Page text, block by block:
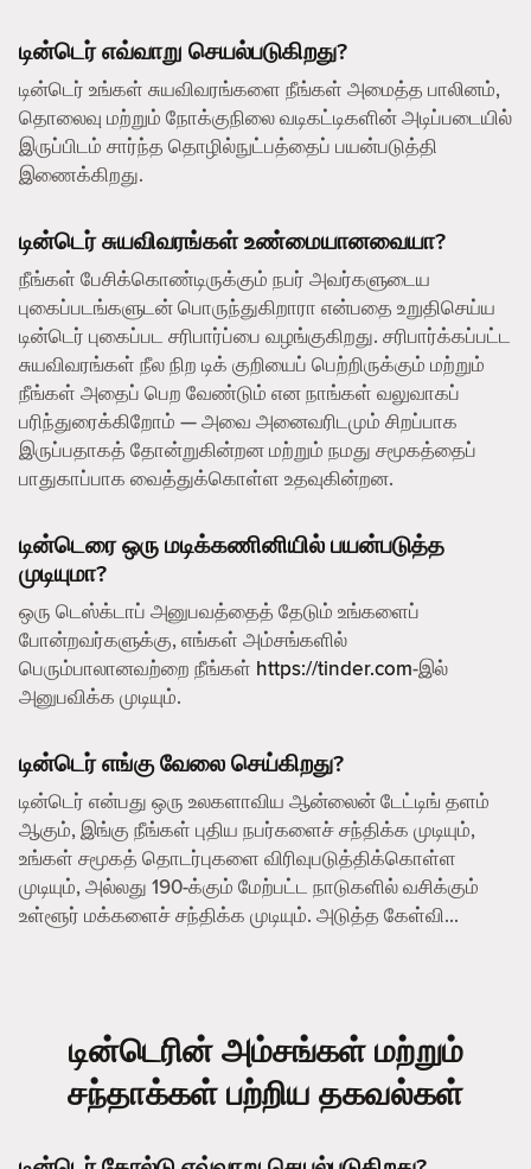
டின்டெர் எவ்வாறு செயல்படுகிறது?
டின்டெர் உங்கள் சுயவிவரங்களை நீங்கள் அமைத்த பாலினம்,
தொலைவு மற்றும் நோக்குநிலை வடிகட்டிகளின் அடிப்படையில்
இருப்பிடம் சார்ந்த தொழில்நுட்பத்தைப் பயன்படுத்தி
இணைக்கிறது.
டின்டெர் சுயவிவரங்கள் உண்மையானவையா?
நீங்கள் பேசிக்கொண்டிருக்கும் நபர் அவர்களுடைய
புகைப்படங்களுடன் பொருந்துகிறாரா என்பதை உறுதிசெய்ய
டின்டெர் புகைப்பட சரிபார்ப்பை வழங்குகிறது. சரிபார்க்கப்பட்ட
சுயவிவரங்கள் நீல நிற டிக் குறியைப் பெற்றிருக்கும் மற்றும்
நீங்கள் அதைப் பெற வேண்டும் என நாங்கள் வலுவாகப்
பரிந்துரைக்கிறோம் — அவை அனைவரிடமும் சிறப்பாக
இருப்பதாகத் தோன்றுகின்றன மற்றும் நமது சமூகத்தைப்
பாதுகாப்பாக வைத்துக்கொள்ள உதவுகின்றன.
டின்டெரை ஒரு மடிக்கணினியில் பயன்படுத்த
முடியுமா?
ஒரு டெஸ்க்டாப் அனுபவத்தைத் தேடும் உங்களைப்
போன்றவர்களுக்கு, எங்கள் அம்சங்களில்
பெரும்பாலானவற்றை நீங்கள் https://tinder.com-இல்
அனுபவிக்க முடியும்.
டின்டெர் எங்கு வேலை செய்கிறது?
டின்டெர் என்பது ஒரு உலகளாவிய ஆன்லைன் டேட்டிங் தளம்
ஆகும், இங்கு நீங்கள் புதிய நபர்களைச் சந்திக்க முடியும்,
உங்கள் சமூகத் தொடர்புகளை விரிவுபடுத்திக்கொள்ள
முடியும், அல்லது 190-க்கும் மேற்பட்ட நாடுகளில் வசிக்கும்
உள்ளூர் மக்களைச் சந்திக்க முடியும். அடுத்த கேள்வி...
டின்டெரின் அம்சங்கள் மற்றும்
சந்தாக்கள் பற்றிய தகவல்கள்